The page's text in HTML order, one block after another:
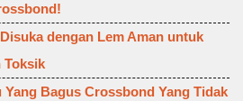
dengan Lem Aman untuk
Toksik
Yang Bagus Crossbond Yang Tidak